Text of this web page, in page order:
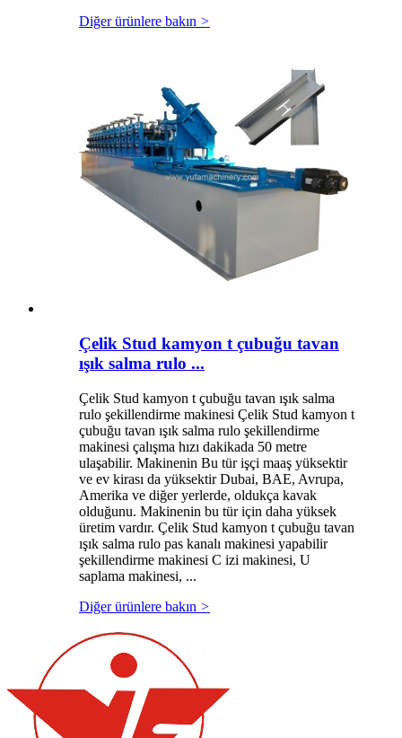
Diğer ürünlere bakın >
Çelik Stud kamyon t çubuğu tavan
ışık salma rulo ...
Çelik Stud kamyon t çubuğu tavan ışık salma
rulo şekillendirme makinesi Çelik Stud kamyon t
çubuğu tavan ışık salma rulo şekillendirme
makinesi çalışma hızı dakikada 50 metre
ulaşabilir. Makinenin Bu tür işçi maaş yüksektir
ve ev kirası da yüksektir Dubai, BAE, Avrupa,
Amerika ve diğer yerlerde, oldukça kavak
olduğunu. Makinenin bu tür için daha yüksek
üretim vardır. Çelik Stud kamyon t çubuğu tavan
ışık salma rulo pas kanalı makinesi yapabilir
şekillendirme makinesi C izi makinesi, U
saplama makinesi, ...
Diğer ürünlere bakın >